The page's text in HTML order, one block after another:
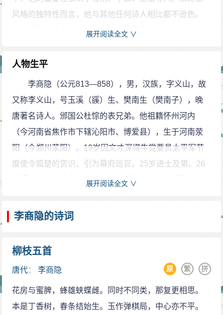
第，与彭城刘长卿、虚清河张楚金齐名。始命於安阳，
年二十九逝世，葬於怀州雍店之东原先大夫故美原令之
左次。关于李叔洪，史藉记载他的事迹很少。
后多年的某个重阳节，李商隐拜访令狐绹，恰好令狐绹
不在家。在此之前，李商隐已曾经多次向身居高位的令
狐绹陈诉旧情，希望得到提携，都遭到对方的冷遇。感
慨之余，就题了一首诗在令狐绹家的厅里：“曾共山翁把
酒时，霜天白菊绕阶墀。十年泉下无消息，九日樽前有
所思。不学汉臣栽苜蓿，空教楚客咏江蓠。郎君官贵施
行马，东阁无因再得窥。”委婉地讽刺令狐绹忘记旧日的
人将这间厅锁起来，终生不开。后来又有人说，这首诗
诗里有出现了他父亲的名字（“楚”），按照当时的习俗，
他无法毁掉诗作，就只好锁上门不看。也因此更加嫉恨
闻诗识李
李宋·姚宽《西溪丛语》中记载唐末流传的一个故
风格的独特性而言，他与其他任何诗人相比都不逊色。
但用典相对较多，有晦涩之嫌。赞赏李商隐诗歌和批评
人模仿李商隐的风格，但没有一位被认可。根据刘学
锴、余恕诚的整理研究，李商隐流传下来的诗歌共594
首，又《集》外诗16首，陈尚君《全唐诗补编》录入4
首，共存诗614首，但是有的诗显然为误入。其中381首
已经基本确定了写作的时间，213首无法归入具体的年
份。此外，还有十来首怀疑是李商隐的诗作，不过证据
欠充分。
从吟咏的题材来看，李商隐的诗歌主要可以分为几
隐写了大量这方面的诗歌，留存下来的约有一百首左
东》、《有感二首》等，是其中比较重要的作品。李商
隐早期的政治诗指陈时局，语气严厉悲愤，又含有自我
期许的意味，很能反应他当时的心态。在关于政治和社
会内容的诗歌中，借用历史题材反映对当代社会的意
展开阅读全文 ∨
人物生平
李商隐（公元813—858），男，汉族，字义山，故
又称李义山，号玉溪（豀）生、樊南生（樊南子），晚
唐著名诗人。邠国公杜悰的表兄弟。他祖籍怀州河内
（今河南省焦作市下辖沁阳市、博爱县），生于河南荥
阳（今郑州荥阳）。19岁因文才深得牛党要员太平军节
度使令狐楚的赏识，引为幕府巡官。25岁进士及第。26
岁受聘于泾源节度使王茂元幕，辟为书记。王爱其才，
李两党争斗的夹缝中求生存，辗转于各藩镇之间当幕
晚唐诗歌在前辈的光芒照耀下有着大不如前的趋
名的诗人，杜牧与他齐名，两人并称“小李杜”。李商隐又
与李贺、李白合称“三李”。与温庭筠合称为“温李”，因诗
文与同时期的段成式、温庭筠风格相近，且三人都在家
展开阅读全文 ∨
李商隐的诗词
柳枝五首
唐代：李商隐 拼
繁
原
花房与蜜脾，蜂雄蛱蝶雌。同时不同类，那复更相思。
本是丁香树，春条结始生。玉作弹棋局，中心亦不平。